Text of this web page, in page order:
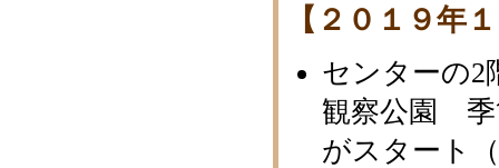
【２０１９年
センターの2
観察公園 季
がスタート